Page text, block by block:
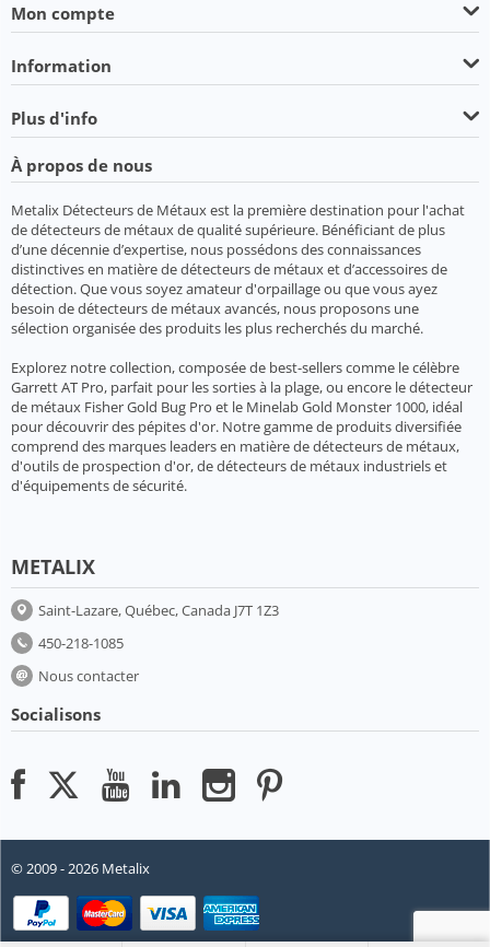
Mon compte
Information
Plus d'info
À propos de nous
Metalix Détecteurs de Métaux est la première destination pour l'achat
de détecteurs de métaux de qualité supérieure. Bénéficiant de plus
d’une décennie d’expertise, nous possédons des connaissances
distinctives en matière de détecteurs de métaux et d’accessoires de
détection. Que vous soyez amateur d'orpaillage ou que vous ayez
besoin de détecteurs de métaux avancés, nous proposons une
sélection organisée des produits les plus recherchés du marché.
Explorez notre collection, composée de best-sellers comme le célèbre
Garrett AT Pro, parfait pour les sorties à la plage, ou encore le détecteur
de métaux Fisher Gold Bug Pro et le Minelab Gold Monster 1000, idéal
pour découvrir des pépites d'or. Notre gamme de produits diversifiée
comprend des marques leaders en matière de détecteurs de métaux,
d'outils de prospection d'or, de détecteurs de métaux industriels et
d'équipements de sécurité.
METALIX
Saint-Lazare, Québec, Canada J7T 1Z3
450-218-1085
Nous contacter
Socialisons
© 2009 - 2026 Metalix